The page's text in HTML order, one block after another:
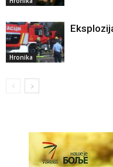
Hronika